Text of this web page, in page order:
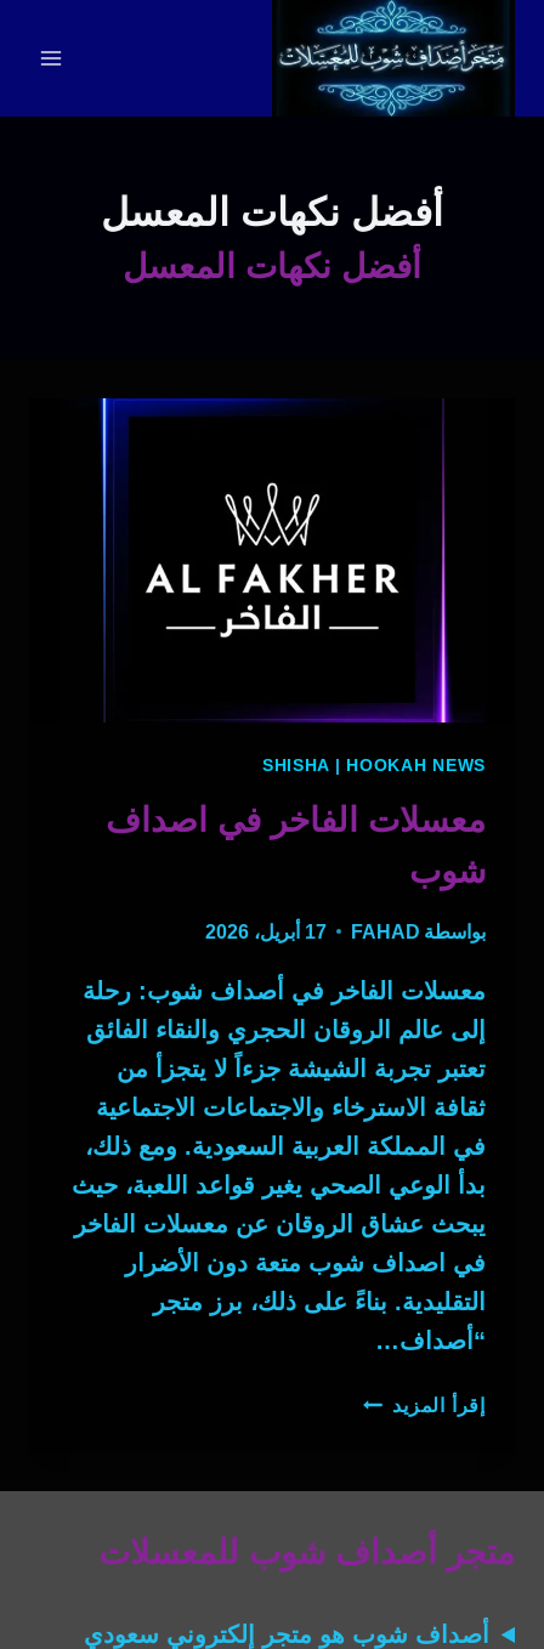
المحتوى
أفضل نكهات المعسل
أفضل نكهات المعسل
SHISHA | HOOKAH NEWS
معسلات الفاخر في اصداف
شوب
بواسطة FAHAD 17 أبريل، 2026
معسلات الفاخر في أصداف شوب: رحلة
إلى عالم الروقان الحجري والنقاء الفائق
تعتبر تجربة الشيشة جزءاً لا يتجزأ من
ثقافة الاسترخاء والاجتماعات الاجتماعية
في المملكة العربية السعودية. ومع ذلك،
بدأ الوعي الصحي يغير قواعد اللعبة، حيث
يبحث عشاق الروقان عن معسلات الفاخر
في اصداف شوب متعة دون الأضرار
التقليدية. بناءً على ذلك، برز متجر
“أصداف…
إقرأ المزيد معسلات
اصداف
متجر أصداف شوب للمعسلات
أصداف شوب هو متجر إلكتروني سعودي